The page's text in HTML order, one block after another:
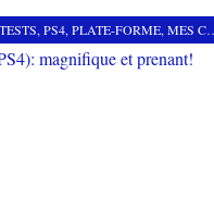
TESTS, PS4, PLATE-FORME, MES COUPS DE COEUR